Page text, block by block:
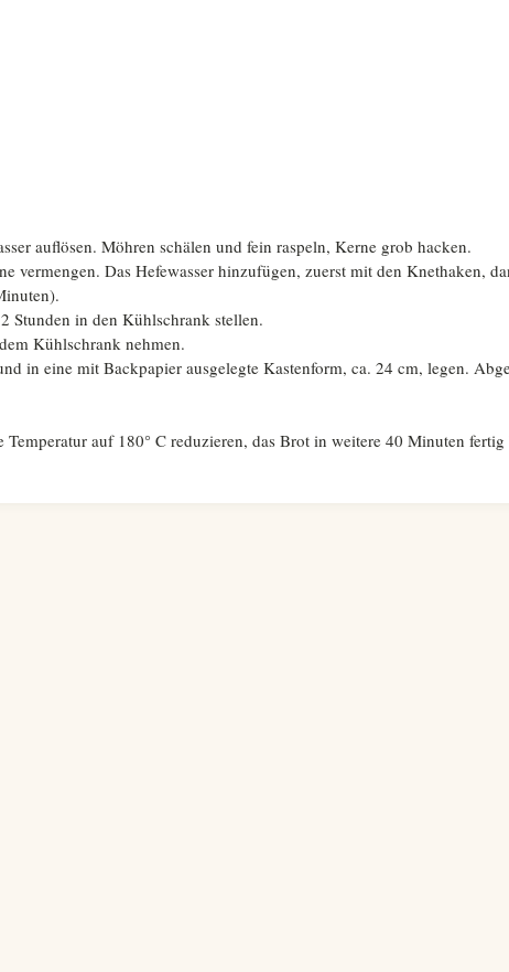
auflösen. Möhren schälen und fein raspeln, Kerne grob hacken.
vermengen. Das Hefewasser hinzufügen, zuerst mit den Knethaken,
Stunden in den Kühlschrank stellen.
Kühlschrank nehmen.
in eine mit Backpapier ausgelegte Kastenform, ca. 24 cm, legen.
auf 180° C reduzieren, das Brot in weitere 40 Minuten fertig